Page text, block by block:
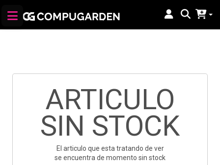
ARTICULO
SIN STOCK
El articulo que esta tratando de ver
se encuentra de momento sin stock